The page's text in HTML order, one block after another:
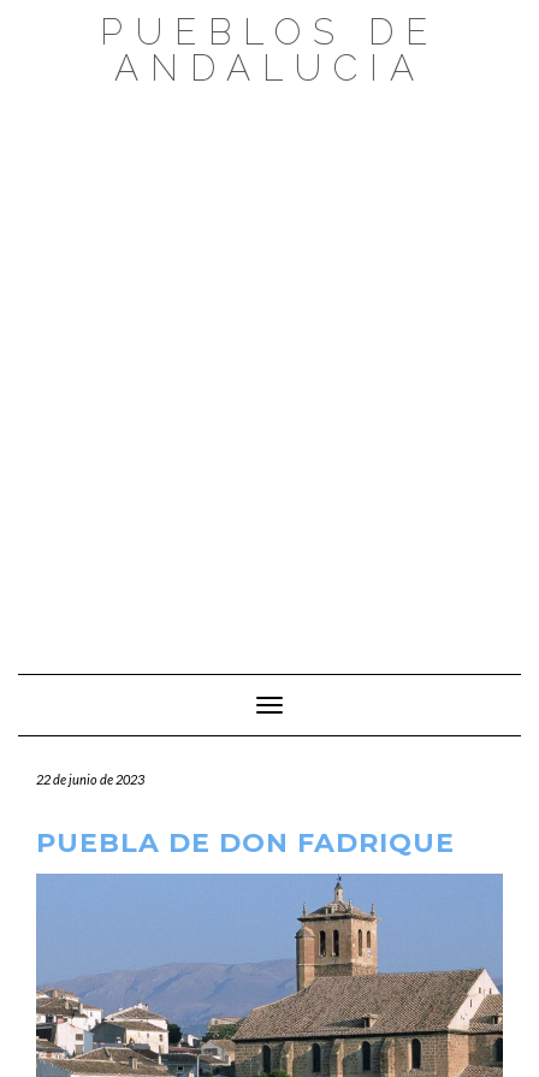
PUEBLOS DE
ANDALUCIA
Cambiar modo de navegación
22 de junio de 2023
PUEBLA DE DON FADRIQUE